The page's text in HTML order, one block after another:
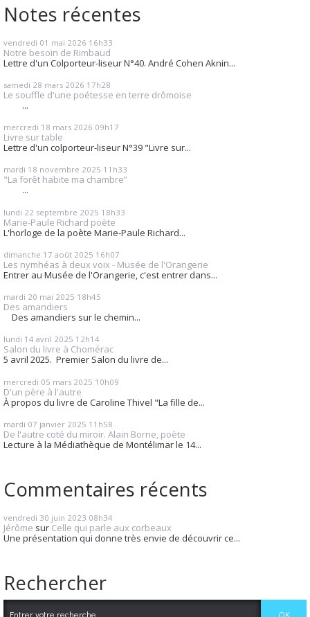
Notes récentes
vendredi 01 mai 2026 16h33
Notre besoin de Rimbaud
Lettre d'un Colporteur-liseur N°40. André Cohen Aknin...
samedi 28 mars 2026 17h28
Le souffle d'une poétesse en terre drômoise
...
mercredi 18 mars 2026 09h17
Livre sur table
Lettre d'un colporteur-liseur N°39 "Livre sur...
mardi 18 novembre 2025 11h33
"La forêt habite ma chambre”
...
lundi 22 septembre 2025 18h33
Marie-Paule Richard poète
L'horloge de la poète Marie-Paule Richard...
dimanche 17 août 2025 16h07
Les nymhéas à deux voix - Musée de l'Orangerie
Entrer au Musée de l'Orangerie, c'est entrer dans...
mardi 20 mai 2025 18h45
Des amandiers
Des amandiers sur le chemin...
lundi 14 avril 2025 12h14
Salon du livre à Chomérac
5 avril 2025. Premier Salon du livre de...
mercredi 05 mars 2025 10h09
D'un père à l'autre
À propos du livre de Caroline Thivel "La fille de...
mardi 07 janvier 2025 11h58
De l'autre coté du miroir. Alain Borne, poète
Lecture à la Médiathèque de Montélimar le 14...
Commentaires récents
vendredi 30 juin 2023 08h34
Jérôme sur Celle qui parle aux corbeaux
Une présentation qui donne très envie de découvrir ce...
Rechercher